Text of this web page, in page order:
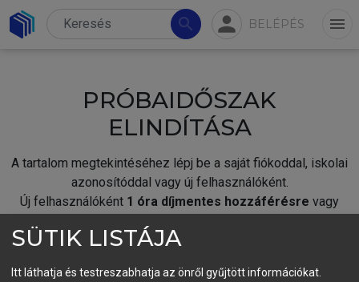
search person BELÉPÉS menu
PRÓBAIDŐSZAK
ELINDÍTÁSA
A tartalom megtekintéséhez lépj be a saját fiókoddal, iskolai
azonosítóddal vagy új felhasználóként.
Új felhasználóként 1 óra díjmentes hozzáférésre vagy
fiókoddal,vagy hozz létre új fiókot.
SÜTIK LISTÁJA
Itt láthatja és testreszabhatja az önről gyűjtött információkat.